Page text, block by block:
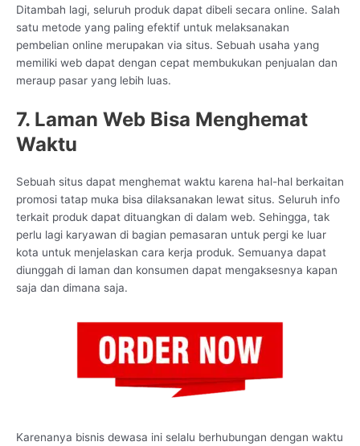
Ditambah lagi, seluruh produk dapat dibeli secara online. Salah
satu metode yang paling efektif untuk melaksanakan
pembelian online merupakan via situs. Sebuah usaha yang
memiliki web dapat dengan cepat membukukan penjualan dan
meraup pasar yang lebih luas.
7. Laman Web Bisa Menghemat
Waktu
Sebuah situs dapat menghemat waktu karena hal-hal berkaitan
promosi tatap muka bisa dilaksanakan lewat situs. Seluruh info
terkait produk dapat dituangkan di dalam web. Sehingga, tak
perlu lagi karyawan di bagian pemasaran untuk pergi ke luar
kota untuk menjelaskan cara kerja produk. Semuanya dapat
diunggah di laman dan konsumen dapat mengaksesnya kapan
saja dan dimana saja.
Karenanya bisnis dewasa ini selalu berhubungan dengan waktu